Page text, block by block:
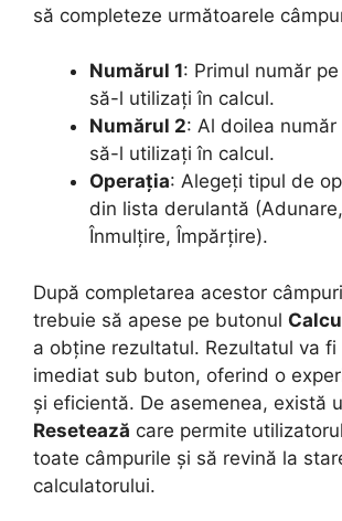
să completeze următoarele
Numărul 1: Primul număr
să-l utilizați în calcul.
Numărul 2: Al doilea
să-l utilizați în calcul.
Operația: Alegeți tipul de
din lista derulantă
Înmulțire, Împărțire).
După completarea acestor
trebuie să apese pe butonul
a obține rezultatul. Rezultatul va
imediat sub buton, oferind o
și eficientă. De asemenea, există
Resetează care permite
toate câmpurile și să revină la
calculatorului.